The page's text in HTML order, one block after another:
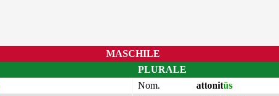
MASCHILE
PLURALE
Nom.
attonitūs